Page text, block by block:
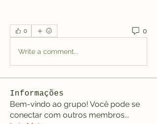
0 0
Write a comment...
Informações
Bem-vindo ao grupo! Você pode se
conectar com outros membros...